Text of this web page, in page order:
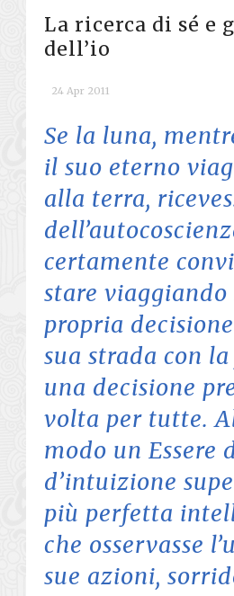
La ricerca di sé e
dell’io
24 Apr 2011
Se la luna,
il suo eterno
alla terra,
certamente
stare viaggiando
propria
sua strada con
una decisione
volta per tutte.
modo un Essere
d’intuizione
più perfetta
che osservasse
sue azioni,